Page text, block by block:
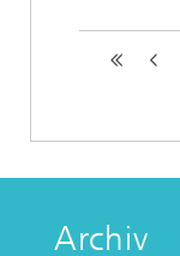
Archiv